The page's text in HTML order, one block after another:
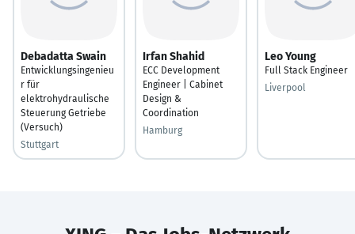
Debadatta Swain
Entwicklungsingenieu
r für
elektrohydraulische
Steuerung Getriebe
(Versuch)
Stuttgart
Irfan Shahid
ECC Development
Engineer | Cabinet
Design &
Coordination
Hamburg
Leo Young
Full Stack Engineer
Liverpool